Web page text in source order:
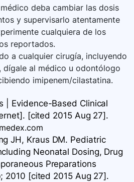
deba cambiar las dosis
y supervisarlo atentamente
cualquiera de los
reportados.
a cualquier cirugía, incluyendo
dígale al médico u odontólogo
imipenem/cilastatina.
| Evidence-Based Clinical
[cited 2015 Aug 27].
JH, Kraus DM. Pediatric
Neonatal Dosing, Drug
Preparations
2010 [cited 2015 Aug 27].